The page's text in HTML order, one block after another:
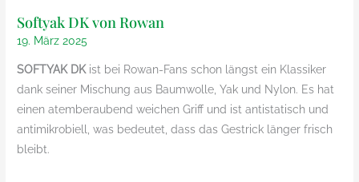
Softyak DK von Rowan
19. März 2025
SOFTYAK DK ist bei Rowan-Fans schon längst ein Klassiker
dank seiner Mischung aus Baumwolle, Yak und Nylon. Es hat
einen atemberaubend weichen Griff und ist antistatisch und
antimikrobiell, was bedeutet, dass das Gestrick länger frisch
bleibt.